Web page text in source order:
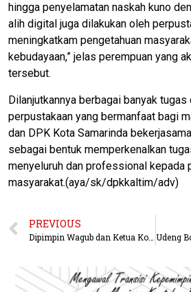
hingga penyelamatan naskah kuno
alih digital juga dilakukan oleh
meningkatkam pengetahuan
kebudayaan,” jelas perempuan yang
tersebut.
Dilanjutkannya berbagai banyak
perpustakaan yang bermanfaat bagi
dan DPK Kota Samarinda
sebagai bentuk memperkenalkan
menyeluruh dan professional kepada
masyarakat.(aya/sk/dpkkaltim/adv)
PREVIOUS